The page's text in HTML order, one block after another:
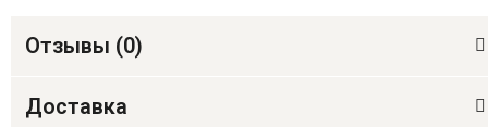
Отзывы (0)
Доставка